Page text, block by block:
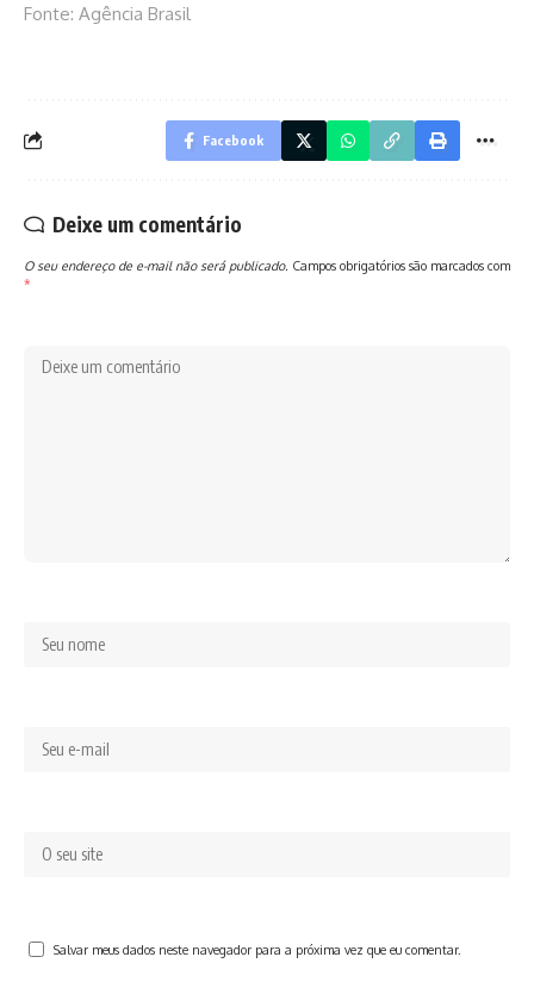
Fonte: Agência Brasil
Facebook
Deixe um comentário
O seu endereço de e-mail não será publicado. Campos obrigatórios são marcados com
*
Salvar meus dados neste navegador para a próxima vez que eu comentar.